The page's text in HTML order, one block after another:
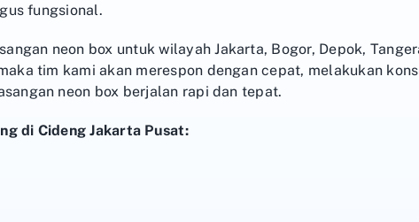
fungsional.
neon box untuk wilayah Jakarta, Bogor, Depok,
tim kami akan merespon dengan cepat, melakukan
neon box berjalan rapi dan tepat.
di Cideng Jakarta Pusat: